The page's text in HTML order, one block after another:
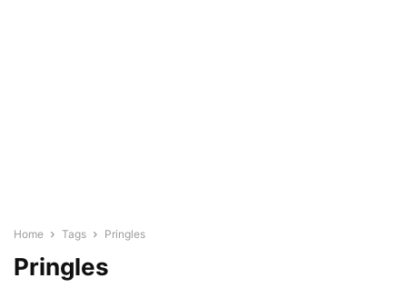
Home Tags Pringles
Pringles